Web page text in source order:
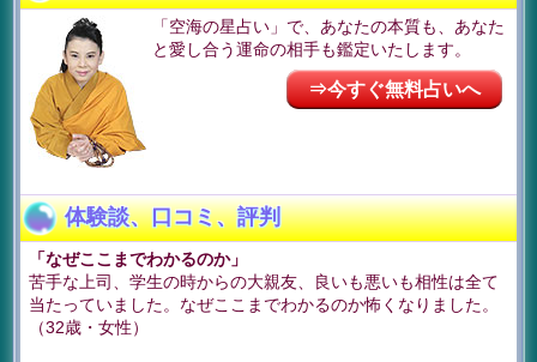
「空海の星占い」で、あなたの本質も、あなた
と愛し合う運命の相手も鑑定いたします。
⇒今すぐ無料占いへ
体験談、口コミ、評判
「なぜここまでわかるのか」
苦手な上司、学生の時からの大親友、良いも悪いも相性は全て
当たっていました。なぜここまでわかるのか怖くなりました。
（32歳・女性）